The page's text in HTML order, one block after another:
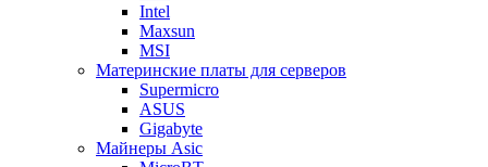
Intel
Maxsun
MSI
Материнские платы для серверов
Supermicro
ASUS
Gigabyte
Майнеры Asic